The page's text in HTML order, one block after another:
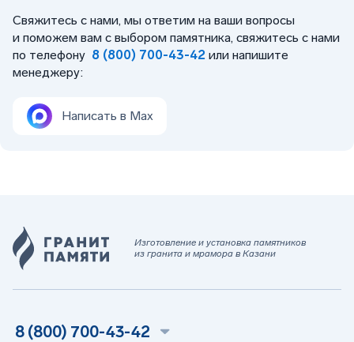
Свяжитесь с нами, мы ответим на ваши вопросы
и поможем вам с выбором памятника, свяжитесь с нами
по телефону 8 (800) 700-43-42 или напишите
менеджеру:
Написать в Max
Изготовление и установка памятников
из гранита и мрамора в Казани
8 (800) 700-43-42